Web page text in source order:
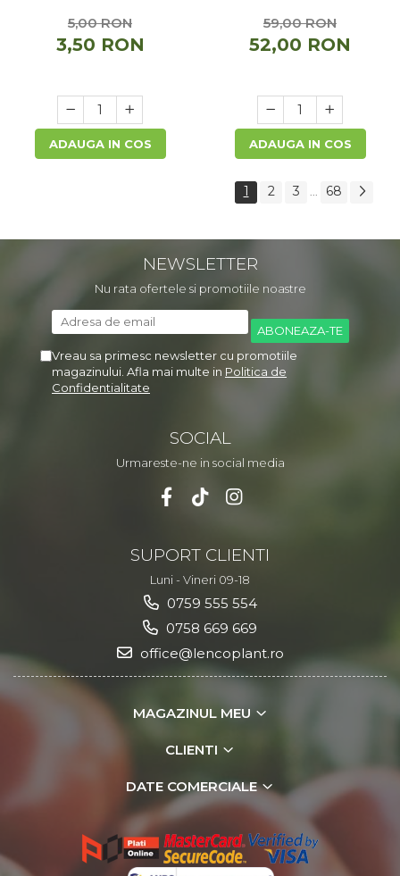
5,00 RON
3,50 RON
ADAUGA IN COS
59,00 RON
52,00 RON
ADAUGA IN COS
1 2 3 68
NEWSLETTER
Nu rata ofertele si promotiile noastre
Vreau sa primesc newsletter cu promotiile
magazinului. Afla mai multe in Politica de
Confidentialitate
SOCIAL
Urmareste-ne in social media
SUPORT CLIENTI
Luni - Vineri 09-18
0759 555 554
0758 669 669
office@lencoplant.ro
MAGAZINUL MEU
CLIENTI
DATE COMERCIALE